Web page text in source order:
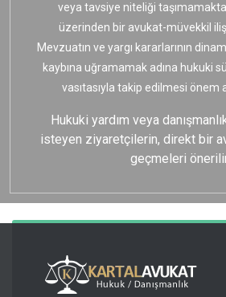
veya tavsiye niteliği
üzerinden bir avukat-müvekkil
Mevzuatın ve yargı kararlarının
kaybına uğramamak adına hukuki
vasıtasıyla takip edilmesi önem
Hukuki yardım veya
isteyen ziyaretçilerin, direkt bir
geçmeleri